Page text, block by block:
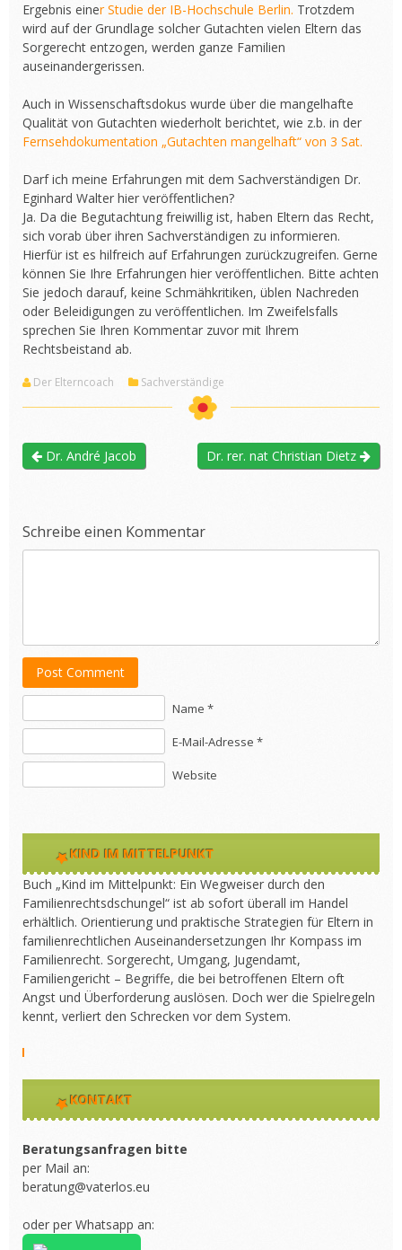
Ergebnis einer Studie der IB-Hochschule Berlin. Trotzdem
wird auf der Grundlage solcher Gutachten vielen Eltern das
Sorgerecht entzogen, werden ganze Familien
auseinandergerissen.
Auch in Wissenschaftsdokus wurde über die mangelhafte
Qualität von Gutachten wiederholt berichtet, wie z.b. in der
Fernsehdokumentation „Gutachten mangelhaft“ von 3 Sat.
Darf ich meine Erfahrungen mit dem Sachverständigen Dr.
Eginhard Walter hier veröffentlichen?
Ja. Da die Begutachtung freiwillig ist, haben Eltern das Recht,
sich vorab über ihren Sachverständigen zu informieren.
Hierfür ist es hilfreich auf Erfahrungen zurückzugreifen. Gerne
können Sie Ihre Erfahrungen hier veröffentlichen. Bitte achten
Sie jedoch darauf, keine Schmähkritiken, üblen Nachreden
oder Beleidigungen zu veröffentlichen. Im Zweifelsfalls
sprechen Sie Ihren Kommentar zuvor mit Ihrem
Rechtsbeistand ab.
Der Elterncoach Sachverständige
Dr. André Jacob Dr. rer. nat Christian Dietz
Schreibe einen Kommentar
Post Comment
Name *
E-Mail-Adresse *
Website
KIND IM MITTELPUNKT
Buch „Kind im Mittelpunkt: Ein Wegweiser durch den
Familienrechtsdschungel“ ist ab sofort überall im Handel
erhältlich. Orientierung und praktische Strategien für Eltern in
familienrechtlichen Auseinandersetzungen Ihr Kompass im
Familienrecht. Sorgerecht, Umgang, Jugendamt,
Familiengericht – Begriffe, die bei betroffenen Eltern oft
Angst und Überforderung auslösen. Doch wer die Spielregeln
kennt, verliert den Schrecken vor dem System.
KONTAKT
Beratungsanfragen bitte
per Mail an:
beratung@vaterlos.eu
oder per Whatsapp an: